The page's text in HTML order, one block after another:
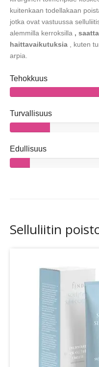
kuitenkaan todellakaan
jotka ovat vastuussa
alemmilla kerroksilla ,
haittavaikutuksia , kuten
arpia.
Tehokkuus
Turvallisuus
Edullisuus
Selluliitin